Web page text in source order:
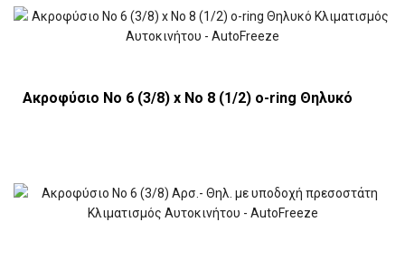
Ακροφύσιο Νο 6 (3/8) x Νο 8 (1/2) o-ring Θηλυκό